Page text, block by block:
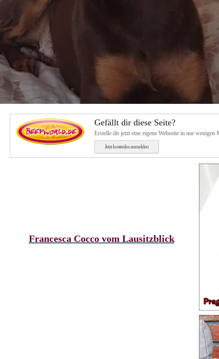
Gefällt dir diese Seite?
Erstelle dir jetzt eine eigene Webseite in nur wenigen
Jetzt kostenlos anmelden
Francesca Cocco vom Lausitzblick
Kontakt
Kontaktformular
Gästebuch
Impressum